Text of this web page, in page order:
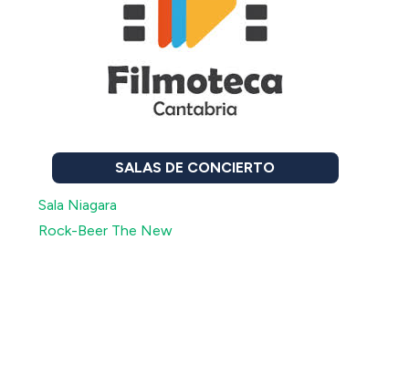
SALAS DE CONCIERTO
Sala Niagara
Rock-Beer The New